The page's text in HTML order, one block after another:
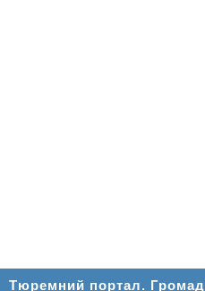
Тюремний портал.